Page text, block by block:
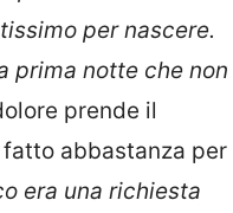
per nascere.
prima notte che non
prende il
fatto abbastanza per
era una richiesta